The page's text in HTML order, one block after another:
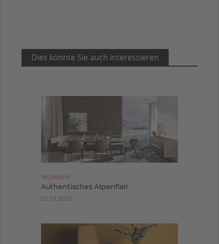
Dies könnte Sie auch interessieren
WOHNEN
Authentisches Alpenflair
02.07.2026